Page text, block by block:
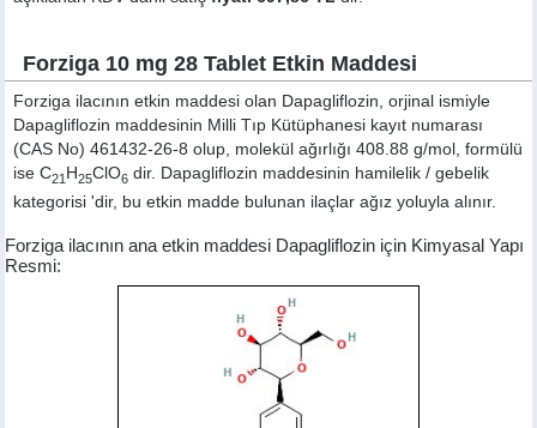
Forziga 10 mg 28 Tablet Etkin Maddesi
Forziga ilacının etkin maddesi olan Dapagliflozin, orjinal ismiyle
Dapagliflozin maddesinin Milli Tıp Kütüphanesi kayıt numarası
(CAS No) 461432-26-8 olup, molekül ağırlığı 408.88 g/mol, formülü
ise C21 H25ClO6 dir. Dapagliflozin maddesinin hamilelik / gebelik
kategorisi 'dir, bu etkin madde bulunan ilaçlar ağız yoluyla alınır.
Forziga ilacının ana etkin maddesi Dapagliflozin için Kimyasal Yapı
Resmi: